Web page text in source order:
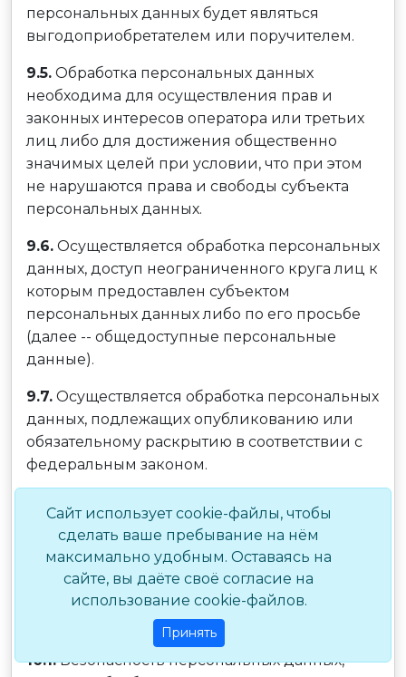
персональных данных будет являться
выгодоприобретателем или поручителем.
9.5. Обработка персональных данных
необходима для осуществления прав и
законных интересов оператора или третьих
лиц либо для достижения общественно
значимых целей при условии, что при этом
не нарушаются права и свободы субъекта
персональных данных.
9.6. Осуществляется обработка персональных
данных, доступ неограниченного круга лиц к
которым предоставлен субъектом
персональных данных либо по его просьбе
(далее -- общедоступные персональные
данные).
9.7. Осуществляется обработка персональных
данных, подлежащих опубликованию или
обязательному раскрытию в соответствии с
федеральным законом.
10. ПОРЯДОК СБОРА,
ХРАНЕНИЯ, ПЕРЕДАЧИ И
ДРУГИХ ВИДОВ
ОБРАБОТКИ
ПЕРСОНАЛЬНЫХ ДАННЫХ
10.1.Безопасность персональных данных,
Сайт использует cookie-файлы, чтобы
сделать ваше пребывание на нём
максимально удобным. Оставаясь на
сайте, вы даёте своё согласие на
использование cookie-файлов.
Принять